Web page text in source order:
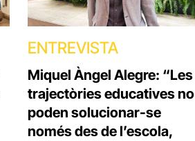
ENTREVISTA
Miquel Àngel Alegre: “Les
trajectòries educatives no
poden solucionar-se
només des de l’escola,